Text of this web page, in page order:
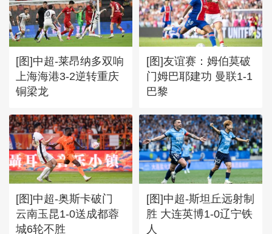
[图]WTT欧洲大满贯 林诗栋
3-1陈垣宇晋级男单32强
[图]中超-莱昂纳多双响
上海海港3-2逆转重庆
铜梁龙
[图]友谊赛：姆伯莫破
门姆巴耶建功 曼联1-1
巴黎
[图]中超-奥斯卡破门
云南玉昆1-0送成都蓉
城6轮不胜
[图]中超-斯坦丘远射制
胜 大连英博1-0辽宁铁
人